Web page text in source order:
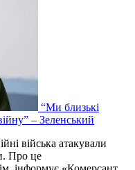
“Ми близькі
– Зеленський
війська атакували
Про це